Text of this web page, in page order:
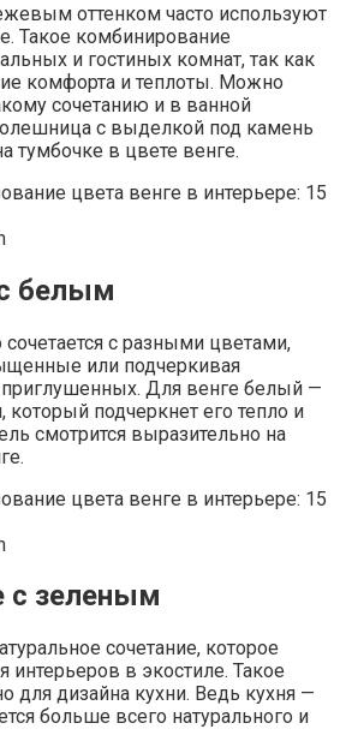
оттенком часто используют
Такое комбинирование
и гостиных комнат, так как
комфорта и теплоты. Можно
сочетанию и в ванной
с выделкой под камень
тумбочке в цвете венге.
белым
с разными цветами,
или подчеркивая
приглушенных. Для венге белый —
подчеркнет его тепло и
смотрится выразительно на
с зеленым
сочетание, которое
интерьеров в экостиле. Такое
для дизайна кухни. Ведь кухня —
больше всего натурального и